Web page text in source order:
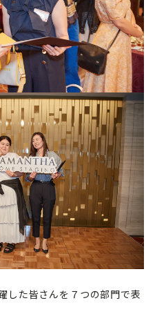
した皆さんを７つの部門で表